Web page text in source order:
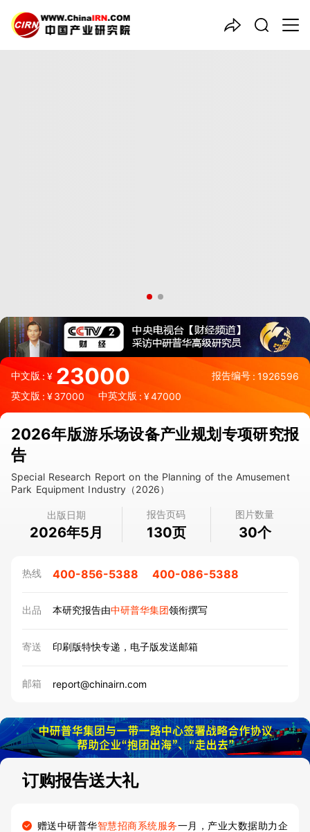
中文版:¥ 23000 报告编号 : 1926596
英文版 : ¥37000 中英文版 : ¥47000
2026年版游乐场设备产业规划专项研究报
告
Special Research Report on the Planning of the Amusement
Park Equipment Industry（2026）
出版日期
2026年5月
报告页码
130页
图片数量
30个
热线 400-856-5388 400-086-5388
出品 本研究报告由中研普华集团领衔撰写
寄送 印刷版特快专递，电子版发送邮箱
邮箱 report@chinairn.com
订购报告送大礼
赠送中研普华智慧招商系统服务一月，产业大数据助力企
中国产业咨询领导者
多元化、高学历的实战型精英团队